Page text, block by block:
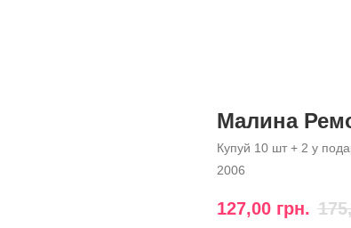
Малина
Купуй 10 шт + 2 у
2006
127,00 грн.